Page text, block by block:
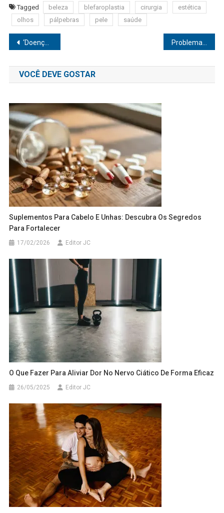
Tagged beleza blefaroplastia cirurgia
estética
olhos
pálpebras pele saúde
Navegação
de
Post
‘Doença do Silicone’: Dr. Luiz Haroldo Pereira desmistifica a síndrome que vem assombrando quem sonha em colocar ou já colocou próteses nos seios Problemas de saúde gerados por dívidas
VOCÊ DEVE GOSTAR
Suplementos Para Cabelo E Unhas: Descubra Os Segredos
Para Fortalecer
17/02/2026 Editor JC
O Que Fazer Para Aliviar Dor No Nervo Ciático De Forma Eficaz
26/05/2025 Editor JC